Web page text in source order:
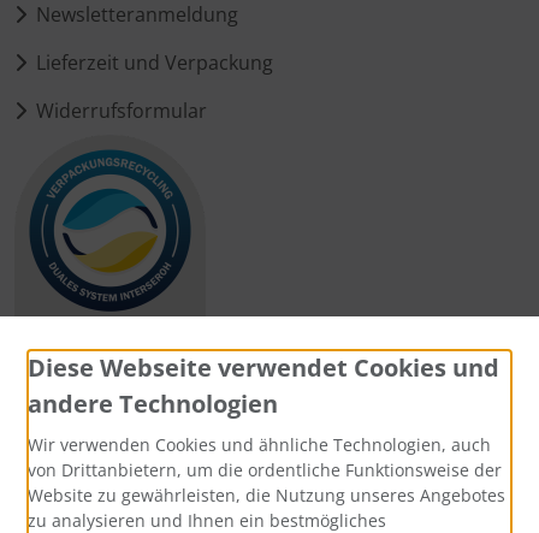
Newsletteranmeldung
Lieferzeit und Verpackung
Widerrufsformular
Zahlungsmethoden
Diese Webseite verwendet Cookies und
andere Technologien
Wir verwenden Cookies und ähnliche Technologien, auch
von Drittanbietern, um die ordentliche Funktionsweise der
Website zu gewährleisten, die Nutzung unseres Angebotes
zu analysieren und Ihnen ein bestmögliches